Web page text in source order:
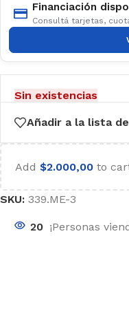
Financiación
Consultá tarjetas,
Sin existencias
Añadir a la lista
Add $2.000,00 to
SKU: 339.ME-3
20 ¡Personas